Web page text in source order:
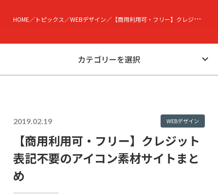
HOME トピックス WEBデザイン 【商用利用可・フリー】クレジット表記不要のアイコン素材サイトまとめ
カテゴリーを選択
2019.02.19 WEBデザイン
【商用利用可・フリー】クレジット
表記不要のアイコン素材サイトまと
め